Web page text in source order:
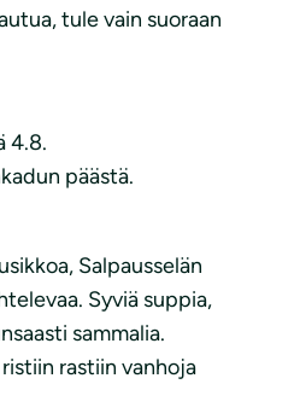
tule vain suoraan
4.8.
päästä.
Salpausselän
Syviä suppia,
sammalia.
rastiin vanhoja